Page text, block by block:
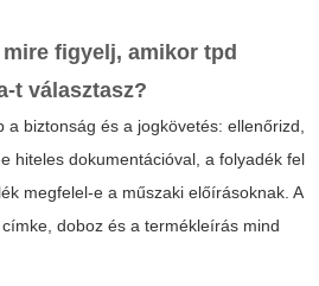
figyelj, amikor tpd
t választasz?
a biztonság és a jogkövetés: ellenőrizd,
hiteles dokumentációval, a folyadék fel
megfelel-e a műszaki előírásoknak. A
címke, doboz és a termékleírás mind